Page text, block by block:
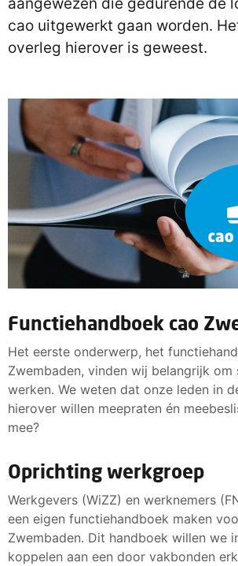
cao uitgewerkt gaan worden.
overleg hierover is geweest.
Functiehandboek cao
Het eerste onderwerp, het
Zwembaden, vinden wij belangrijk om
werken. We weten dat onze leden in
hierover willen meepraten én
mee?
Oprichting werkgroep
Werkgevers (WiZZ) en werknemers
een eigen functiehandboek maken
Zwembaden. Dit handboek willen we
koppelen aan een door vakbonden